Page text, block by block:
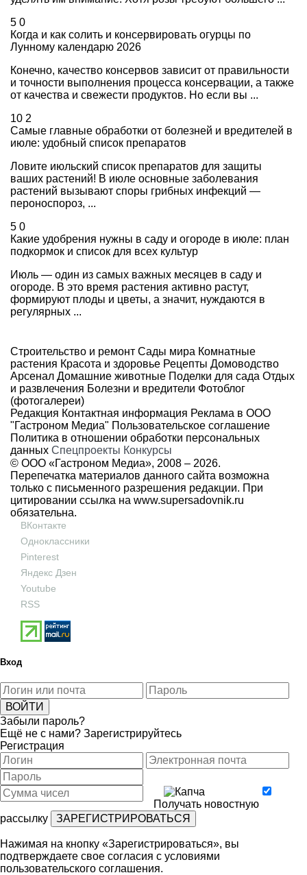
5 0
Когда и как солить и консервировать огурцы по
Лунному календарю 2026
Конечно, качество консервов зависит от правильности
и точности выполнения процесса консервации, а также
от качества и свежести продуктов. Но если вы ...
10 2
Самые главные обработки от болезней и вредителей в
июле: удобный список препаратов
Ловите июльский список препаратов для защиты
ваших растений! В июле основные заболевания
растений вызывают споры грибных инфекций —
пероноспороз, ...
5 0
Какие удобрения нужны в саду и огороде в июле: план
подкормок и список для всех культур
Июль — один из самых важных месяцев в саду и
огороде. В это время растения активно растут,
формируют плоды и цветы, а значит, нуждаются в
регулярных ...
Строительство и ремонт Сады мира Комнатные
растения Красота и здоровье Рецепты Домоводство
Арсенал Домашние животные Поделки для сада Отдых
и развлечения Болезни и вредители Фотоблог
(фотогалереи)
Редакция Контактная информация Реклама в ООО
"Гастроном Медиа" Пользовательское соглашение
Политика в отношении обработки персональных
данных Спецпроекты Конкурсы
© ООО «Гастроном Медиа», 2008 – 2026.
Перепечатка материалов данного сайта возможна
только с письменного разрешения редакции. При
цитировании ссылка на www.supersadovnik.ru
обязательна.
ВКонтакте
Одноклассники
Pinterest
Яндекс Дзен
Youtube
RSS
Вход
Забыли пароль?
Ещё не с нами? Зарегистрируйтесь
Регистрация
Получать новостную
рассылку
Нажимая на кнопку «Зарегистрироваться», вы
подтверждаете свое согласия с условиями
пользовательского соглашения.